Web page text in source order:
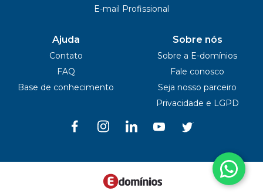
E-mail Profissional
Ajuda
Contato
FAQ
Base de conhecimento
Sobre nós
Sobre a E-domínios
Fale conosco
Seja nosso parceiro
Privacidade e LGPD